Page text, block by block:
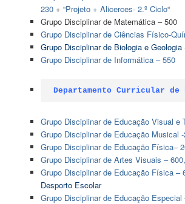
230+ “Projeto + Alicerces- 2.º Ciclo“
Grupo Disciplinar de Matemática – 500
Grupo Disciplinar de Ciências Físico-
Grupo Disciplinar de Biologia e Geologia
Grupo Disciplinar de Informática – 550
Departamento Curricular de
Grupo Disciplinar de Educação Visual e
Grupo Disciplinar de Educação Musical
Grupo Disciplinar de Educação Física–
Grupo Disciplinar de Artes Visuais –
Grupo Disciplinar de Educação Física –
Desporto Escolar
Grupo Disciplinar de Educação Especial